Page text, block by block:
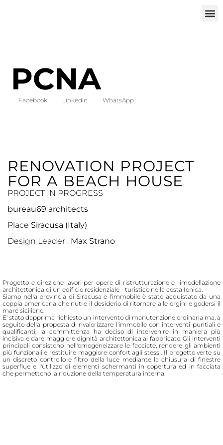
PCNA
Facebook LinkedIn WhatsApp
RENOVATION PROJECT
FOR A BEACH HOUSE
PROJECT IN PROGRESS
bureau69 architects
Place Siracusa (Italy)
Design Leader : Max Strano
Progetto e direzione lavori per opere di ristrutturazione e rimodellazione
architettonica di un edificio residenziale - turistico nella costa Ionica.
Siamo nella provincia di Siracusa e l'immobile è stato acquistato da una
coppia americana che nutre il desiderio di ritornare alle orgini e godersi il
mare siciliano.
E' stato dapprima richiesto un intervento di manutenzione ordinaria ma, a
seguito della proposta di rivalorizzare l'immobile con interventi puntiali e
qualificanti, la committenza ha deciso di intervenire in maniera più
incisiva e dare maggiore dignità architettonica al fabbricato. Gli interventi
principali consistono nell'omogeneizzare le facciate, rendere gli ambienti
più funzionali e restituire maggiore confort agli stessi. Il progetto verte su
un discreto controllo e filtro della luce mediante la chiusura di finestre
superflue e l'utilizzo di elementi schermanti in copertura ed in facciata
che permettono la riduzione della temperatura interna.